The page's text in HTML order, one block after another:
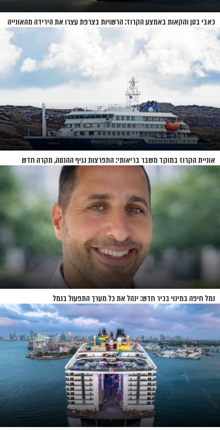
כאבי בטן והקאות באמצע הקרוז: הרשויות בצרפת עצרו את הירידה מהאונייה
אוניית הקרוז במוקד משבר בריאותי: התפרצות נגיף ההנטה, מקרה חדש
בשווייץ ומחלוקת בין מדינות
נמל חיפה במינוי בכיר חדש: ינהל את כל מערך התפעול בנמל